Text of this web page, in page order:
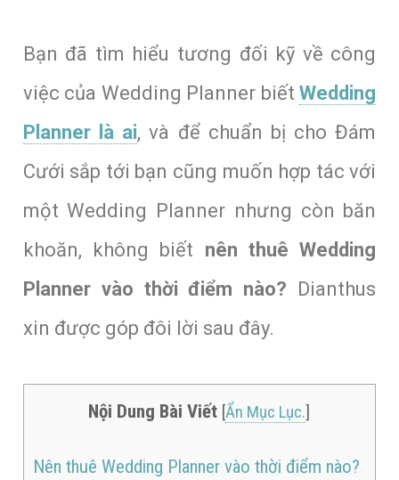
Bạn đã tìm hiểu tương đối kỹ về công
việc của Wedding Planner biếtWedding
Planner là ai, và để chuẩn bị cho Đám
Cưới sắp tới bạn cũng muốn hợp tác với
một Wedding Planner nhưng còn băn
khoăn, không biết nên thuê Wedding
Planner vào thời điểm nào? Dianthus
xin được góp đôi lời sau đây.
Nội Dung Bài Viết [Ẩn Mục Lục.]
Nên thuê Wedding Planner vào thời điểm nào?